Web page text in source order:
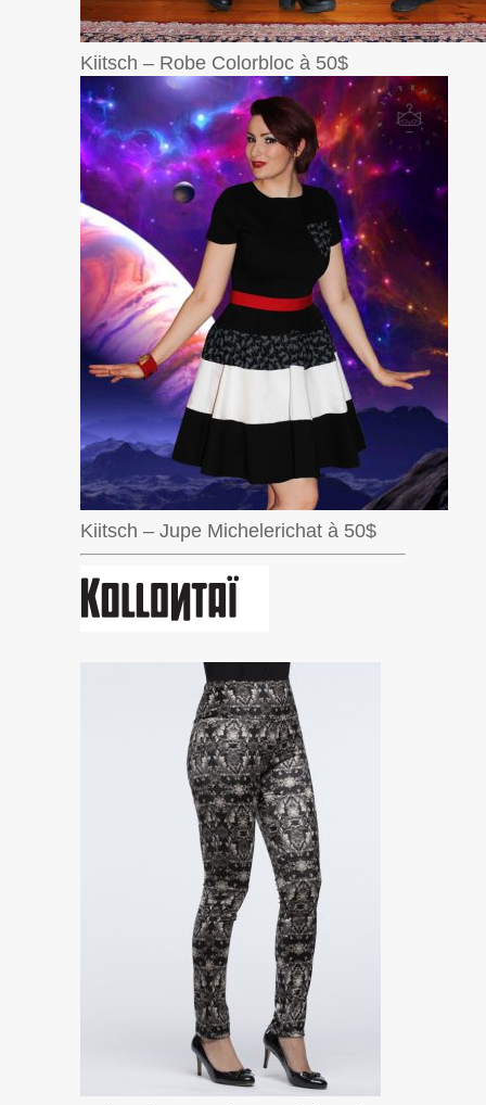
Kiitsch – Robe Colorbloc à 50$
Kiitsch – Jupe Michelerichat à 50$